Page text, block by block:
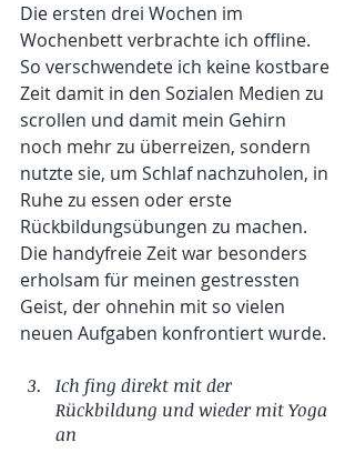
Die ersten drei Wochen im
Wochenbett verbrachte ich offline.
So verschwendete ich keine kostbare
Zeit damit in den Sozialen Medien zu
scrollen und damit mein Gehirn
noch mehr zu überreizen, sondern
nutzte sie, um Schlaf nachzuholen, in
Ruhe zu essen oder erste
Rückbildungsübungen zu machen.
Die handyfreie Zeit war besonders
erholsam für meinen gestressten
Geist, der ohnehin mit so vielen
neuen Aufgaben konfrontiert wurde.
Ich fing direkt mit der
Rückbildung und wieder mit Yoga
an